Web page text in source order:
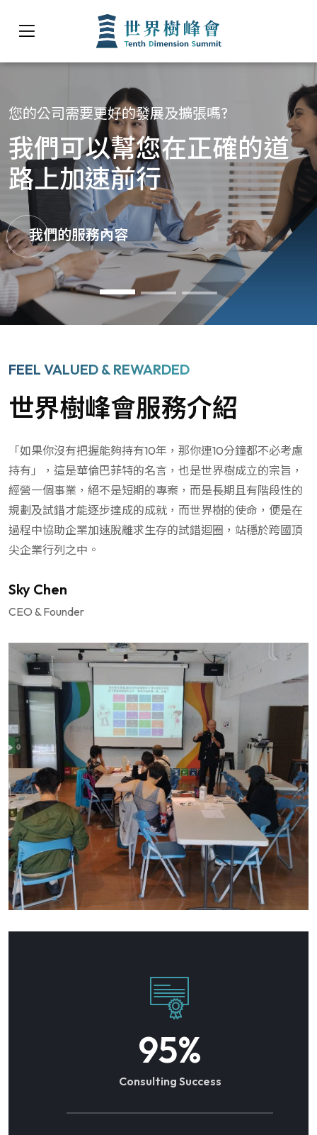
您的公司需要更好的發展及擴張嗎?
我們可以幫您在正確的道
路上加速前行
我們的服務內容
FEEL VALUED & REWARDED
世界樹峰會服務介紹
「如果你沒有把握能夠持有10年，那你連10分鐘都不必考慮
持有」，這是華倫巴菲特的名言，也是世界樹成立的宗旨，
經營一個事業，絕不是短期的專案，而是長期且有階段性的
規劃及試錯才能逐步達成的成就，而世界樹的使命，便是在
過程中協助企業加速脫離求生存的試錯迴圈，站穩於跨國頂
尖企業行列之中。
Sky Chen
CEO & Founder
95%
Consulting Success